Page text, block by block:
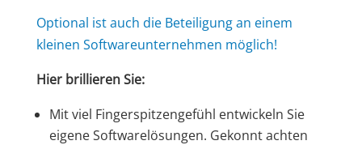
Optional ist auch die Beteiligung an einem
kleinen Softwareunternehmen möglich!
Hier brillieren Sie:
Mit viel Fingerspitzengefühl entwickeln Sie
eigene Softwarelösungen. Gekonnt achten